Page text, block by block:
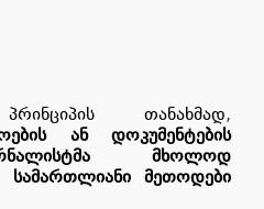
თანახმად,
ან დოკუმენტების
მხოლოდ
სამართლიანი მეთოდები